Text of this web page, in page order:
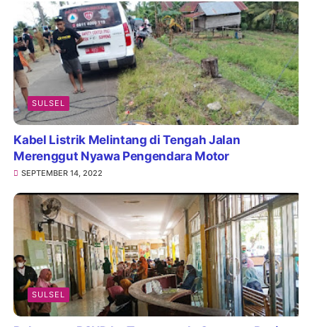
SULSEL
Kabel Listrik Melintang di Tengah Jalan
Merenggut Nyawa Pengendara Motor
SEPTEMBER 14, 2022
SULSEL